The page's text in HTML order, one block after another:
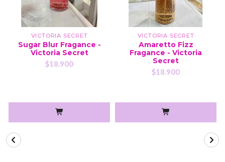
VICTORIA SECRET
Sugar Blur Fragance -
Victoria Secret
$18.900
VICTORIA SECRET
Amaretto Fizz
Fragance - Victoria
Secret
$18.900